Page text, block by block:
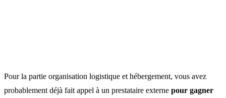
Pour la partie organisation logistique et hébergement, vous avez
probablement déjà fait appel à un prestataire externe pour gagner